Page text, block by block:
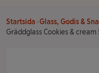
Startsida Glass, Godis &
Gräddglass Cookies & cream